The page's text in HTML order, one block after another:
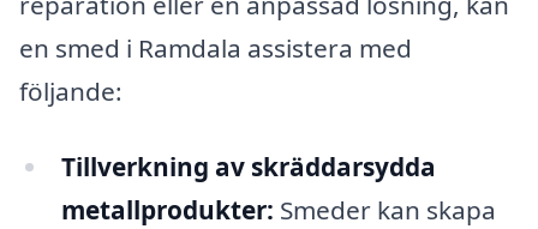
en smed i Ramdala assistera med
följande:
Tillverkning av skräddarsydda
metallprodukter: Smeder kan skapa